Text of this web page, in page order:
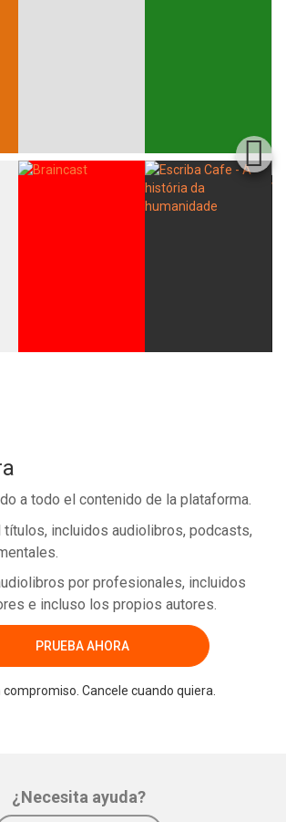
a todo el contenido de la plataforma.
títulos, incluidos audiolibros, podcasts,
por profesionales, incluidos
e incluso los propios autores.
PRUEBA AHORA
compromiso. Cancele cuando quiera.
¿Necesita ayuda?